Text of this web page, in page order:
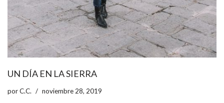
UN DÍA EN LA SIERRA
porC.C. noviembre 28, 2019